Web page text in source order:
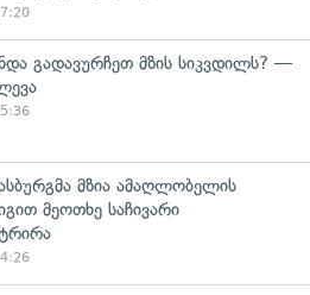
გადავურჩეთ მზის სიკვდილს? —
მზია ამაღლობელის
მეოთხე საჩივარი